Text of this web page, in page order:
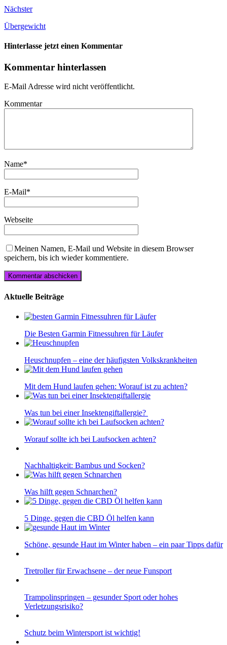
Nächster
Übergewicht
Hinterlasse jetzt einen Kommentar
Kommentar hinterlassen
E-Mail Adresse wird nicht veröffentlicht.
Kommentar
Name*
E-Mail*
Webseite
Meinen Namen, E-Mail und Website in diesem Browser
speichern, bis ich wieder kommentiere.
Aktuelle Beiträge
Die Besten Garmin Fitnessuhren für Läufer
Heuschnupfen – eine der häufigsten Volkskrankheiten
Mit dem Hund laufen gehen: Worauf ist zu achten?
Was tun bei einer Insektengiftallergie?
Worauf sollte ich bei Laufsocken achten?
Nachhaltigkeit: Bambus und Socken?
Was hilft gegen Schnarchen?
5 Dinge, gegen die CBD Öl helfen kann
Schöne, gesunde Haut im Winter haben – ein paar Tipps dafür
Tretroller für Erwachsene – der neue Funsport
Trampolinspringen – gesunder Sport oder hohes
Verletzungsrisiko?
Schutz beim Wintersport ist wichtig!